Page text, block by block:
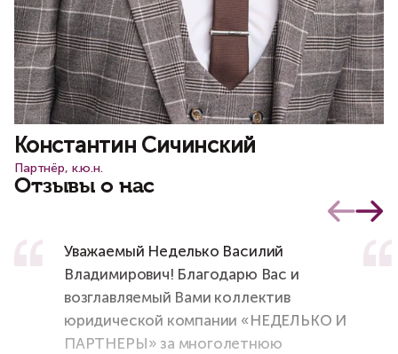
Константин Сичинский
Партнёр, к.ю.н.
Отзывы о нас
Уважаемый Неделько Василий
Владимирович! Благодарю Вас и
возглавляемый Вами коллектив
юридической компании «НЕДЕЛЬКО И
ПАРТНЕРЫ» за многолетнюю